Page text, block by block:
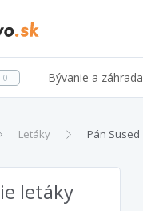
0 Bývanie a záhrada
Letáky Pán Sused
letáky